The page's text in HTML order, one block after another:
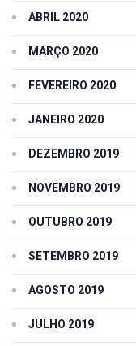
ABRIL 2020
MARÇO 2020
FEVEREIRO 2020
JANEIRO 2020
DEZEMBRO 2019
NOVEMBRO 2019
OUTUBRO 2019
SETEMBRO 2019
AGOSTO 2019
JULHO 2019